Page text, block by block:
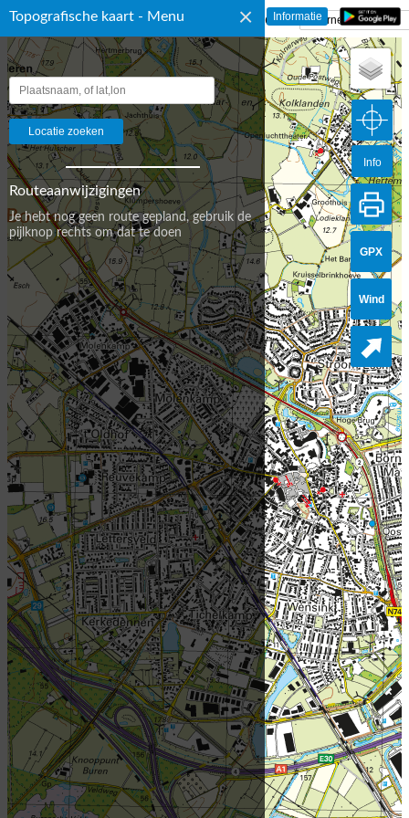
Topografische kaart - Menu ×
Routeaanwijzigingen
Je hebt nog geen route gepland, gebruik de
pijlknop rechts om dat te doen
☰ Topografische Kaart Nederland
GPX
Wind
Info